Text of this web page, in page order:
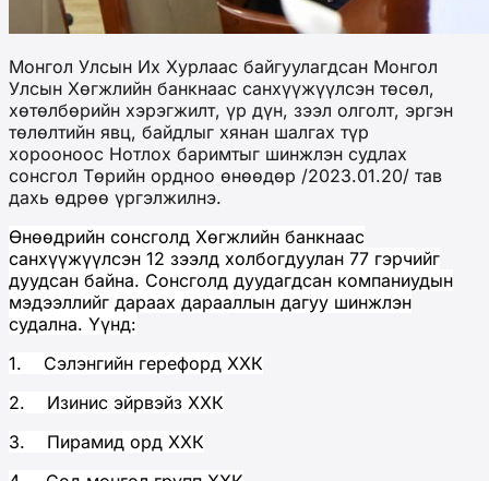
Монгол Улсын Их Хурлаас байгуулагдсан Монгол
Улсын Хөгжлийн банкнаас санхүүжүүлсэн төсөл,
хөтөлбөрийн хэрэгжилт, үр дүн, зээл олголт, эргэн
төлөлтийн явц, байдлыг хянан шалгах түр
хорооноос Нотлох баримтыг шинжлэн судлах
сонсгол Төрийн ордноо өнөөдөр /2023.01.20/ тав
дахь өдрөө үргэлжилнэ.
Өнөөдрийн сонсголд Хөгжлийн банкнаас
санхүүжүүлсэн 12 зээлд холбогдуулан 77 гэрчийг
дуудсан байна. Сонсголд дуудагдсан компаниудын
мэдээллийг дараах дарааллын дагуу шинжлэн
судална. Үүнд:
1. Сэлэнгийн герефорд ХХК
2. Изинис эйрвэйз ХХК
3. Пирамид орд ХХК